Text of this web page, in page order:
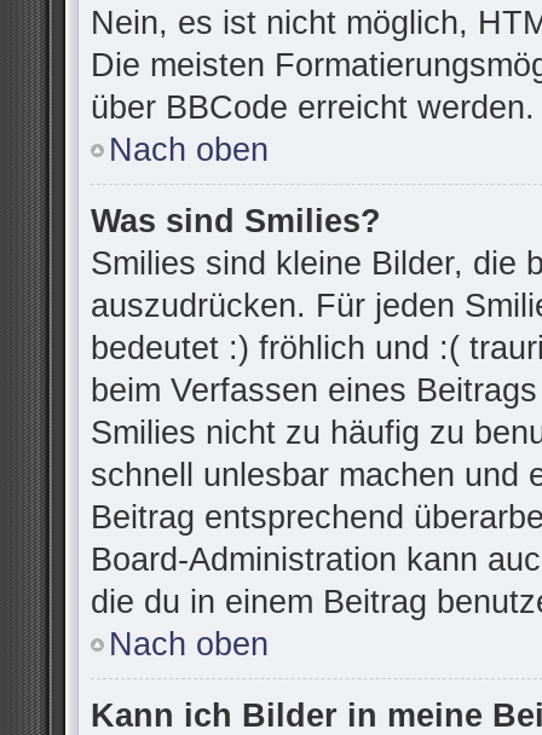
Nein, es ist nicht möglich,
Die meisten
über BBCode erreicht werden.
Nach oben
Was sind Smilies?
Smilies sind kleine Bilder, die
auszudrücken. Für jeden
bedeutet :) fröhlich und :(
beim Verfassen eines
Smilies nicht zu häufig zu
schnell unlesbar machen und
Beitrag entsprechend
Board-Administration kann
die du in einem Beitrag
Nach oben
Kann ich Bilder in meine